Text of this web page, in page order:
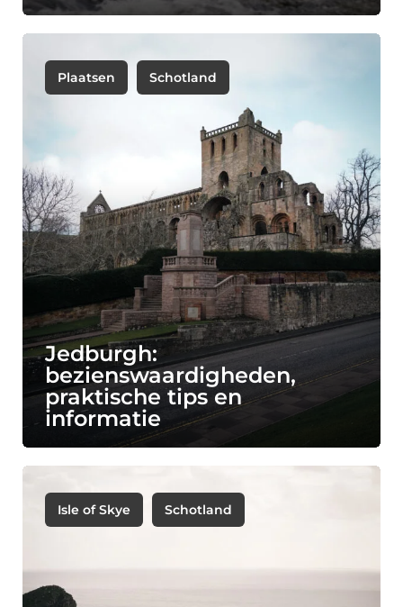
Plaatsen Schotland
Jedburgh:
bezienswaardigheden,
praktische tips en
informatie
Isle of Skye Schotland